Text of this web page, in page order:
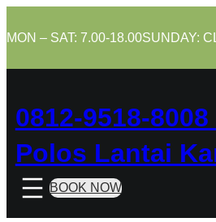
to
MON – SAT: 7.00-18.00SUNDAY:
0812-9518-
Polos Lantai
BOOK NOW